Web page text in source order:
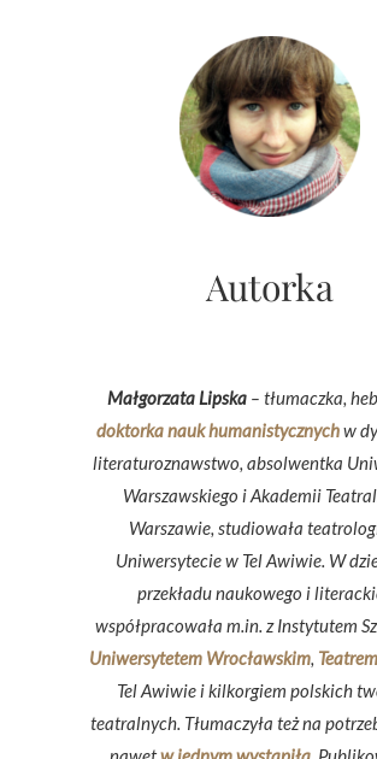
Autorka
Małgorzata Lipska– tłumaczka,
doktorka nauk humanistycznychw
literaturoznawstwo, absolwentka
Warszawskiego i Akademii
Warszawie, studiowała
Uniwersytecie w Tel Awiwie. W
przekładu naukowego i
współpracowała m.in. z Instytutem
Uniwersytetem Wrocławskim,
Tel Awiwie i kilkorgiem polskich
teatralnych. Tłumaczyła też na